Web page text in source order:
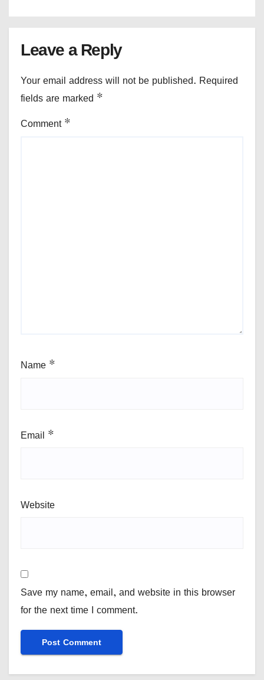
Leave a Reply
Your email address will not be published. Required
fields are marked *
Comment *
Name *
Email *
Website
Save my name, email, and website in this browser
for the next time I comment.